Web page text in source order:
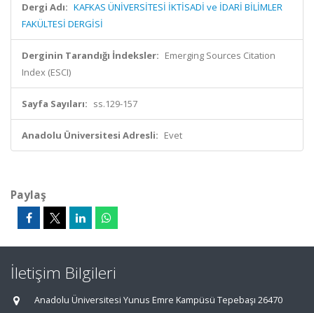
Dergi Adı: KAFKAS ÜNİVERSİTESİ İKTİSADİ ve İDARİ BİLİMLER
FAKÜLTESİ DERGİSİ
Derginin Tarandığı İndeksler: Emerging Sources Citation
Index (ESCI)
Sayfa Sayıları: ss.129-157
Anadolu Üniversitesi Adresli: Evet
Paylaş
İletişim Bilgileri
Anadolu Üniversitesi Yunus Emre Kampüsü Tepebaşı 26470